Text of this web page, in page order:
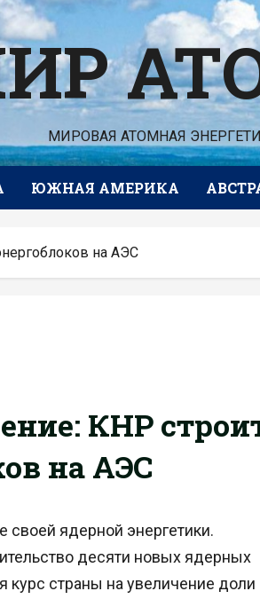
МИРОВАЯ АТОМНАЯ
ЮЖНАЯ АМЕРИКА
на АЭС
КНР
на АЭС
ядерной энергетики.
десяти новых ядерных
курс страны на увеличение доли